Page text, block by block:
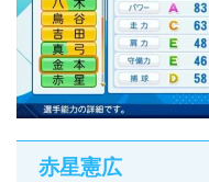
赤星憲広